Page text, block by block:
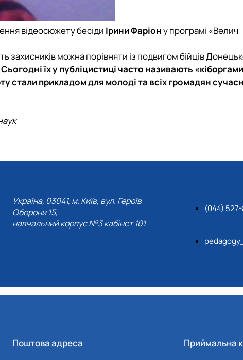
відеосюжету бесіди Ірини Фаріону програмі «Велич
захисників можна порівняти із подвигом бійців
Сьогодні їх у публіцистиці часто називають
стали прикладом для молоді та всіх громадян
Україна, 03041, м. Київ, вул. Героїв
Оборони 15,
навчальний корпус №3 кабінет 101
(044)
Поштова адреса Приймальна